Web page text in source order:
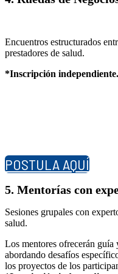
Encuentros estructurados
prestadores de salud.
*Inscripción independiente.
POSTULA AQUÍ
5. Mentorías con
Sesiones grupales con
salud.
Los mentores ofrecerán guía
abordando desafíos
los proyectos de los